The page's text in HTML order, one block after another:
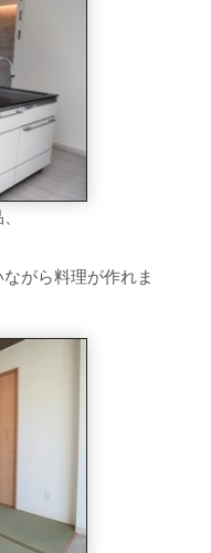
がら料理が作れま